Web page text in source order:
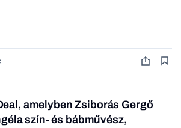
amelyben Zsiborás Gergő
szín- és bábművész,